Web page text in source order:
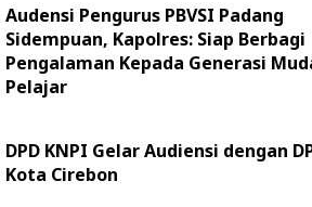
Audensi Pengurus PBVSI Padang
Sidempuan, Kapolres: Siap Berbagi
Pengalaman Kepada Generasi
Pelajar
DPD KNPI Gelar Audiensi dengan
Kota Cirebon